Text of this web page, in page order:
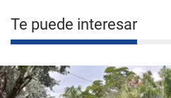
Te puede interesar